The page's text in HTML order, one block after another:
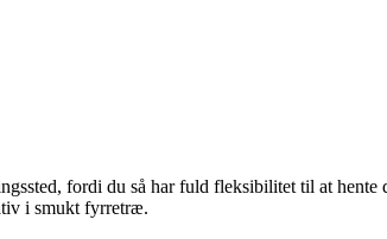
fordi du så har fuld fleksibilitet til at hente
i smukt fyrretræ.